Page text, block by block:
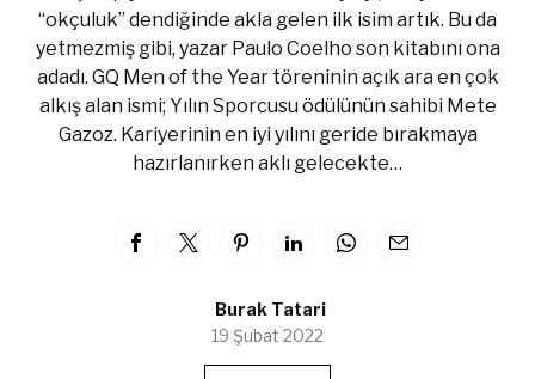
“okçuluk” dendiğinde akla gelen ilk isim artık. Bu da
yetmezmiş gibi, yazar Paulo Coelho son kitabını ona
adadı. GQ Men of the Year töreninin açık ara en çok
alkış alan ismi; Yılın Sporcusu ödülünün sahibi Mete
Gazoz. Kariyerinin en iyi yılını geride bırakmaya
hazırlanırken aklı gelecekte…
Burak Tatari
19 Şubat 2022